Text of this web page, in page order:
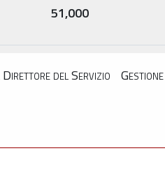
51,000
del Servizio Gestione